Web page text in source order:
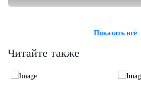
Показать всё
Читайте также